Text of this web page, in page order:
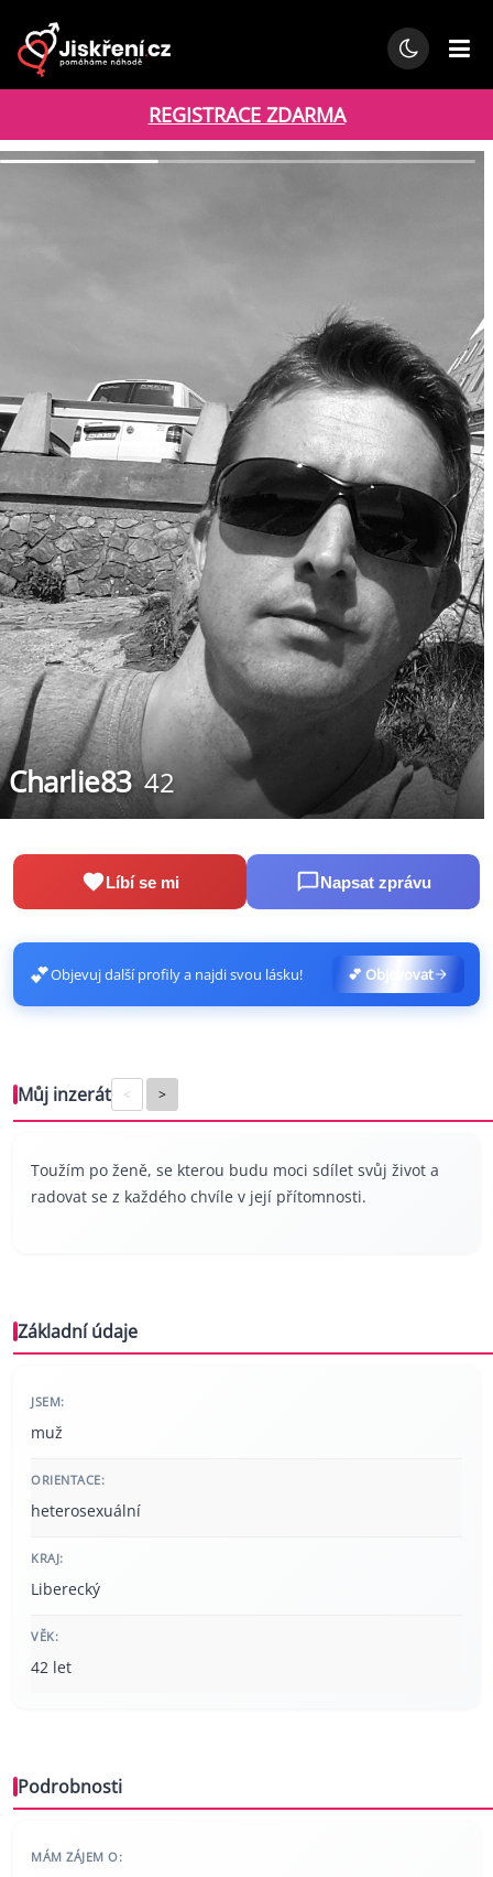
REGISTRACE ZDARMA
Charlie83 42
Líbí se mi Napsat zprávu
💕Objevuj další profily a najdi svou lásku! 💕 Objevovat
Můj inzerát < >
Toužím po ženě, se kterou budu moci sdílet svůj život a
radovat se z každého chvíle v její přítomnosti.
Základní údaje
JSEM:
muž
ORIENTACE:
heterosexuální
KRAJ:
Liberecký
VĚK:
42 let
Podrobnosti
MÁM ZÁJEM O: